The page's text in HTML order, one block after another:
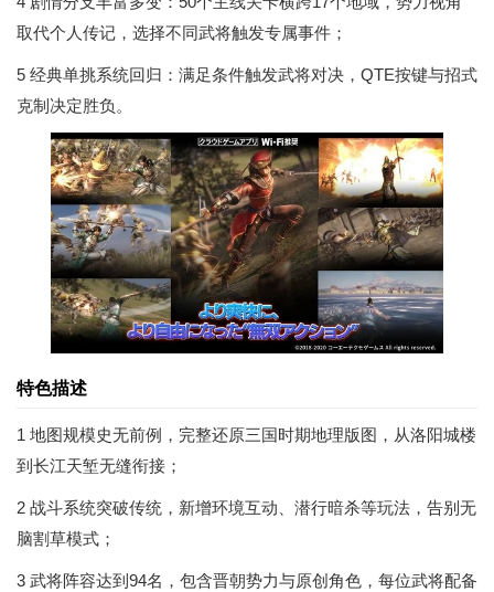
取代个人传记，选择不同武将触发专属事件；
5 经典单挑系统回归：满足条件触发武将对决，QTE按键与招式
克制决定胜负。
特色描述
1 地图规模史无前例，完整还原三国时期地理版图，从洛阳城楼
到长江天堑无缝衔接；
2 战斗系统突破传统，新增环境互动、潜行暗杀等玩法，告别无
脑割草模式；
3 武将阵容达到94名，包含晋朝势力与原创角色，每位武将配备